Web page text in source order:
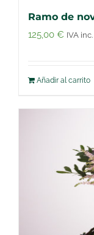
Ramo de
125,00 € IVA inc.
Añadir al carrito